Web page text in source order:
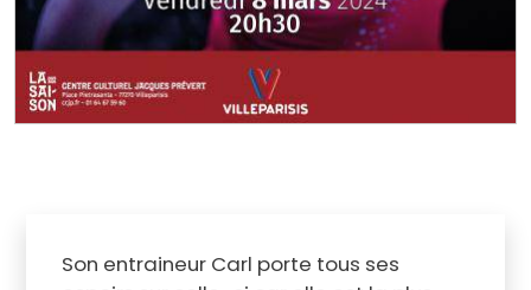
Son entraineur Carl porte tous ses